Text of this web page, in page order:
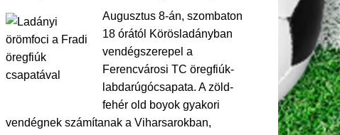
Augusztus 8-án, szombaton
18 órától Körösladányban
vendégszerepel a
Ferencvárosi TC öregfiúk-
labdarúgócsapata. A zöld-
fehér old boyok gyakori
vendégnek számítanak a Viharsarokban,